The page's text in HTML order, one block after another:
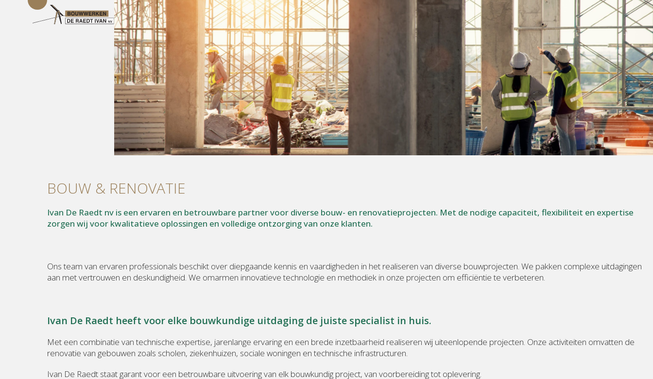
Open
mobile
menu
Close
mobile
menu
BOUW & RENOVATIE
Ivan De Raedt nv is een ervaren en betrouwbare partner voor diverse bouw- en renovatieprojecten. Met de nodige capaciteit, flexibiliteit en expertise
zorgen wij voor kwalitatieve oplossingen en volledige ontzorging van onze klanten.
Ons team van ervaren professionals beschikt over diepgaande kennis en vaardigheden in het realiseren van diverse bouwprojecten. We pakken complexe uitdagingen
aan met vertrouwen en deskundigheid. We omarmen innovatieve technologie en methodiek in onze projecten om efficiëntie te verbeteren.
Ivan De Raedt heeft voor elke bouwkundige uitdaging de juiste specialist in huis.
Met een combinatie van technische expertise, jarenlange ervaring en een brede inzetbaarheid realiseren wij uiteenlopende projecten. Onze activiteiten omvatten de
renovatie van gebouwen zoals scholen, ziekenhuizen, sociale woningen en technische infrastructuren.
Ivan De Raedt staat garant voor een betrouwbare uitvoering van elk bouwkundig project, van voorbereiding tot oplevering.